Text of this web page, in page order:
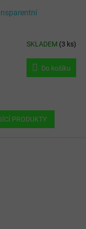
SKLADEM (3 ks)
Do košíku
PRODUKTY